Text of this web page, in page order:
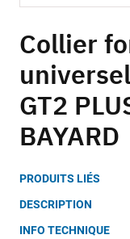
to
the
beginning
of
the
gallery
Collier
GT2
BAYARD
PRODUITS LIÉS
DESCRIPTION
INFO TECHNIQUE